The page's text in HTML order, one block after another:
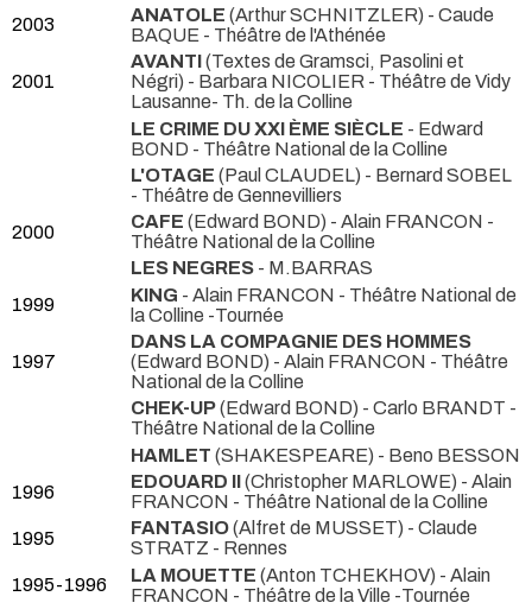
2003
ANATOLE (Arthur SCHNITZLER) - Caude
BAQUE - Théâtre de l'Athénée
2001
AVANTI(Textes de Gramsci, Pasolini et
Négri) - Barbara NICOLIER - Théâtre de Vidy
Lausanne- Th. de la Colline
LE CRIME DU XXI ÈME SIÈCLE - Edward
BOND - Théâtre National de la Colline
L'OTAGE (Paul CLAUDEL) - Bernard SOBEL
- Théâtre de Gennevilliers
2000
CAFE (Edward BOND) - Alain FRANCON -
Théâtre National de la Colline
LES NEGRES - M.BARRAS
1999
KING - Alain FRANCON - Théâtre National de
la Colline -Tournée
1997
DANS LA COMPAGNIE DES HOMMES
(Edward BOND) - Alain FRANCON - Théâtre
National de la Colline
CHEK-UP(Edward BOND) - Carlo BRANDT -
Théâtre National de la Colline
HAMLET (SHAKESPEARE) - Beno BESSON
1996
EDOUARD II(Christopher MARLOWE) - Alain
FRANCON - Théâtre National de la Colline
1995
FANTASIO(Alfret de MUSSET) - Claude
STRATZ - Rennes
1995-1996
LA MOUETTE (Anton TCHEKHOV) - Alain
FRANCON - Théâtre de la Ville -Tournée